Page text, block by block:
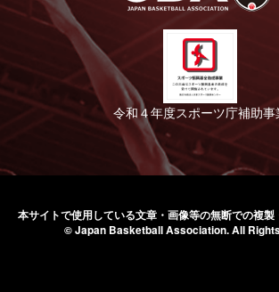
令和４年度スポーツ庁補助事
本サイトで使用している文章・画像等の無断での複製
© Japan Basketball Association.All